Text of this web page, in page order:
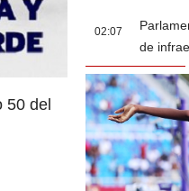
50 del
02:07
de